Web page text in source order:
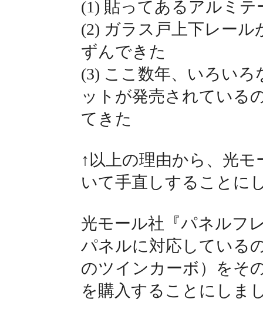
(1) 貼ってあるアルミ
(2) ガラス戸上下レー
ずんできた
(3) ここ数年、いろい
ットが発売されている
てきた
↑以上の理由から、光
いて手直しすることに
光モール社『パネルフ
パネルに対応している
のツインカーボ）をそ
を購入することにしま